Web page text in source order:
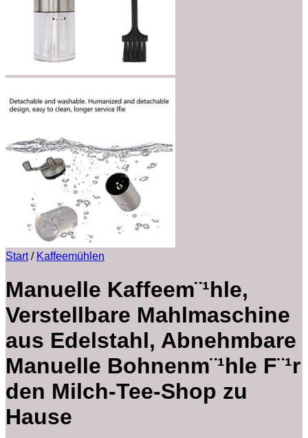
Start / Kaffeemühlen
Manuelle Kaffeem¨¹hle,
Verstellbare Mahlmaschine
aus Edelstahl, Abnehmbare
Manuelle Bohnenm¨¹hle F¨¹r
den Milch-Tee-Shop zu
Hause